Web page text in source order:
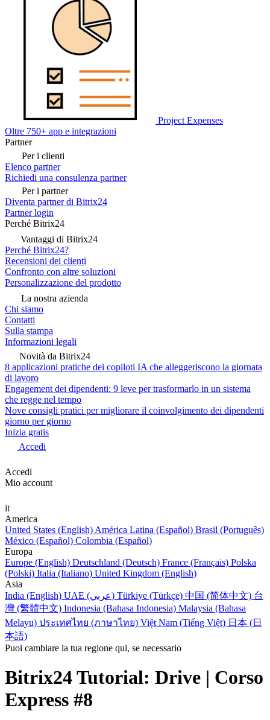
Project Expenses
Oltre 750+ app e integrazioni
Partner
Per i clienti
Elenco partner
Richiedi una consulenza partner
Per i partner
Diventa partner di Bitrix24
Partner login
Perché Bitrix24
Vantaggi di Bitrix24
Perché Bitrix24?
Recensioni dei clienti
Confronto con altre soluzioni
Personalizzazione del prodotto
La nostra azienda
Chi siamo
Contatti
Sulla stampa
Informazioni legali
Novità da Bitrix24
8 applicazioni pratiche dei copiloti IA che alleggeriscono la giornata
di lavoro
Engagement dei dipendenti: 9 leve per trasformarlo in un sistema
che regge nel tempo
Nove consigli pratici per migliorare il coinvolgimento dei dipendenti
giorno per giorno
Inizia gratis
Accedi
Accedi
Mio account
it
America
United States (English) América Latina (Español) Brasil (Português)
México (Español) Colombia (Español)
Europa
Europe (English) Deutschland (Deutsch) France (Français) Polska
(Polski) Italia (Italiano) United Kingdom (English)
Asia
India (English)
UAE (عربي) Türkiye (Türkçe) 中国 (简体中文) 台
灣 (繁體中文) Indonesia (Bahasa Indonesia) Malaysia (Bahasa
Melayu) ประเทศไทย (ภาษาไทย) Việt Nam (Tiếng Việt) 日本 (日
本語)
Puoi cambiare la tua regione qui, se necessario
Bitrix24 Tutorial: Drive | Corso
Express #8